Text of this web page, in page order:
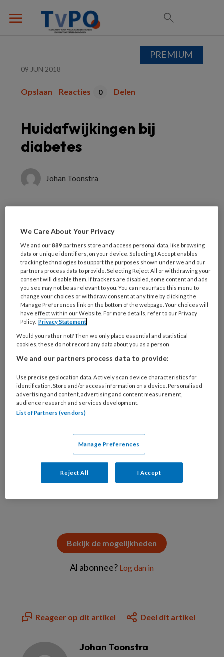
09 JUN 2018
Opslaan Reacties 0 Delen
Huidafwijkingen bij
diabetes
Johan Toonstra
Huidafwijkingen komen veel voor bij
patiënten met diabetes, naar schatting
bij 30 tot 50 procent van hen.
Dermatoloog Johan Toonstra
beschrijft in een drieluik om welke
huidafwijkingen het gaat. In het eerste
deel behandelde hij diabetische
angiopathie en neuropathie. In dit
tweede deel komen aan bod:
complicaties van de behandeling en
andere huidaandoeningen. In het
derde deel volgen de resterende
huidaandoeningen.
behandeling
PREMIUM
Bekijk de mogelijkheden
Al abonnee? Log dan in
PREMIUM
Reageer op dit artikel Deel dit artikel
Johan Toonstra
We Care About Your Privacy
We and our889 partners store and access personal data, like browsing
data or unique identifiers, on your device. Selecting I Accept enables
tracking technologies to support the purposes shown under we and our
partners process data to provide. Selecting Reject All or withdrawing your
consent will disable them. If trackers are disabled, some content and ads
you see may not be as relevant to you. You can resurface this menu to
change your choices or withdraw consent at any time by clicking the
Manage Preferences link on the bottom of the webpage. Your choices will
have effect within our Website. For more details, refer to our Privacy
Policy. Privacy Statement
Would you rather not? Then we only place essential and statistical
cookies, these do not record any data about you as a person
We and our partners process data to provide:
Use precise geolocation data. Actively scan device characteristics for
identification. Store and/or access information on a device. Personalised
advertising and content, advertising and content measurement,
audience research and services development.
List of Partners (vendors)
Manage Preferences
Reject All I Accept